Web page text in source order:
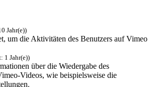
Jahr(e))
um die Aktivitäten des Benutzers auf Vimeo
1 Jahr(e))
über die Wiedergabe des
Videos, wie beispielsweise die